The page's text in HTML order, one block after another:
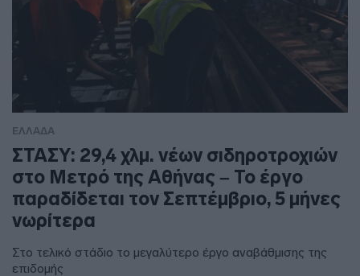
ΕΛΛΑΔΑ
ΣΤΑΣΥ: 29,4 χλμ. νέων σιδηροτροχιών
στο Μετρό της Αθήνας – Το έργο
παραδίδεται τον Σεπτέμβριο, 5 μήνες
νωρίτερα
Στο τελικό στάδιο το μεγαλύτερο έργο αναβάθμισης της
επιδομής